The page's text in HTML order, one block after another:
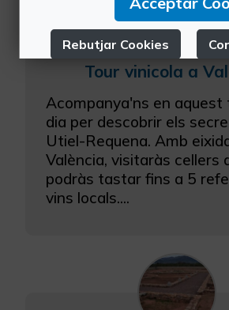
Tour vinicola a
Acompanya'ns en aquest
dia per descobrir els
Utiel-Requena. Amb
València, visitaràs cellers
podràs tastar fins a 5
vins locals....
Rebutjar Cookies
Més